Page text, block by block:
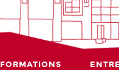
FORMATIONS